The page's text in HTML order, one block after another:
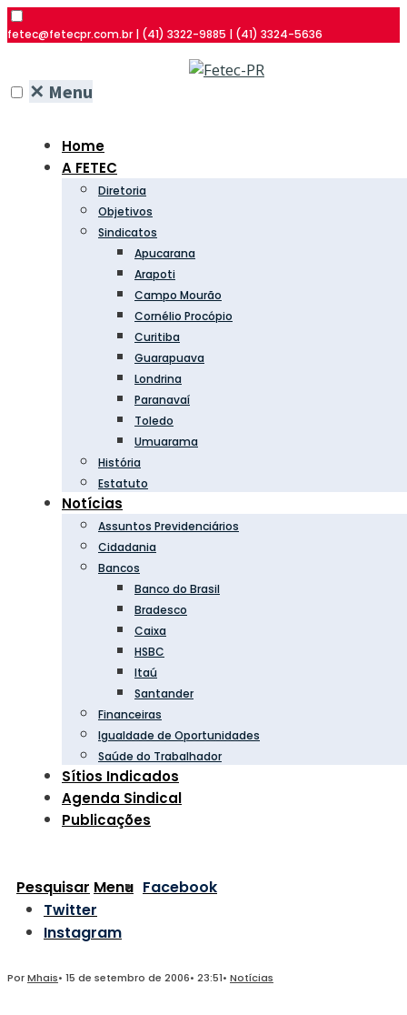
fetec@fetecpr.com.br | (41) 3322-9885 | (41) 3324-5636
✕ Menu
Home
A FETEC
Diretoria
Objetivos
Sindicatos
Apucarana
Arapoti
Campo Mourão
Cornélio Procópio
Curitiba
Guarapuava
Londrina
Paranavaí
Toledo
Umuarama
História
Estatuto
Notícias
Assuntos Previdenciários
Cidadania
Bancos
Banco do Brasil
Bradesco
Caixa
HSBC
Itaú
Santander
Financeiras
Igualdade de Oportunidades
Saúde do Trabalhador
Sítios Indicados
Agenda Sindical
Publicações
Pesquisar Menu Facebook
Twitter
Instagram
PorMhais• 15 de setembro de 2006• 23:51• Notícias